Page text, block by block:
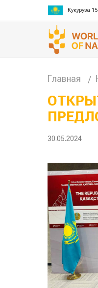
Рис
Пшеница 3
Главная
30.05.2024